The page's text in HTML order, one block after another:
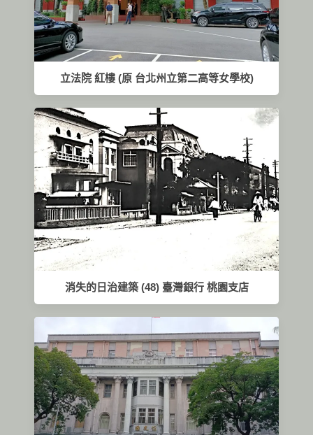
立法院 紅樓 (原 台北州立第二高等女學校)
消失的日治建築 (48) 臺灣銀行 桃園支店